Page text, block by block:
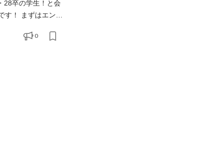
す！ まずはエント
をするんだろう？」 「ハタラク人や社風が気になる！」 「まずはカジュアルに会社説明も聞いてみたい！」 も
0